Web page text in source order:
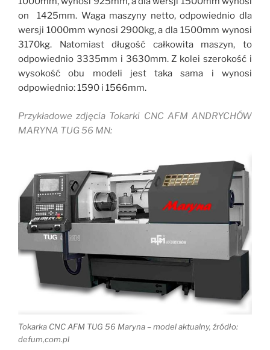
on 1425mm. Waga maszyny netto, odpowiednio dla
wersji 1000mm wynosi 2900kg, a dla 1500mm wynosi
3170kg. Natomiast długość całkowita maszyn, to
odpowiednio 3335mm i 3630mm. Z kolei szerokość i
wysokość obu modeli jest taka sama i wynosi
odpowiednio: 1590 i 1566mm.
Przykładowe zdjęcia Tokarki CNC AFM ANDRYCHÓW
MARYNA TUG 56 MN:
Tokarka CNC AFM TUG 56 Maryna – model aktualny, źródło:
defum,com.pl